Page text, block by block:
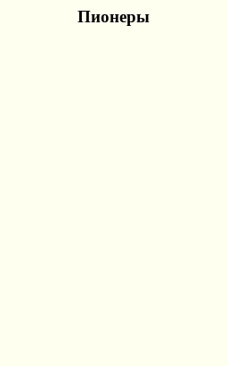
Пионеры